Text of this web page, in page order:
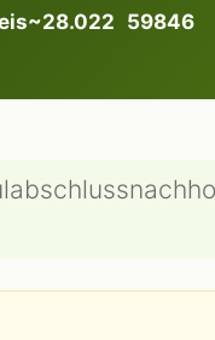
~28.022 59846